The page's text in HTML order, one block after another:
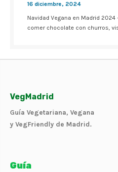
16 diciembre, 2024
Navidad Vegana en Madrid 2024
comer chocolate con churros,
VegMadrid
Guía Vegetariana, Vegana
y VegFriendly de Madrid.
Guía